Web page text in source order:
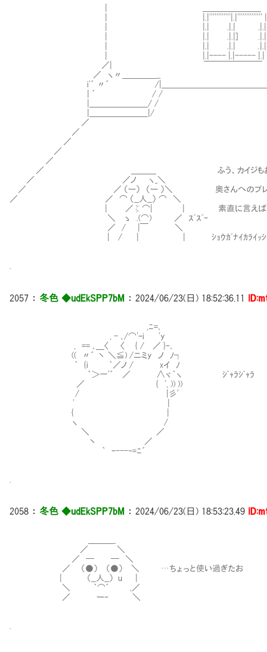
| |.|''''''''''''|.|''''''''''''''
| |.|---- |.|----- |.|
／| ￣￣￣￣￣￣￣
／ ヽ〃＿＿＿＿__
i'´ 〃´ /|＿＿＿＿＿＿＿＿＿＿＿＿＿＿＿
| ´ / /
|＿＿＿＿＿＿＿/ /
|＿＿＿＿＿＿＿|/
／
／
／
／
／
／ ＿＿＿ ふう、カイジもお店の可愛
／ ／ノ ヽ_＼
／ ／ （ー） （ー ）＼ 奥さんへのプレゼントが
／ ／ ⌒ （__人__） ⌒ ＼
| ／ζ⌒| | 素直に言えばいいの
＼ ゝ .(⌒) ／ ｽﾞｽﾞｰ
／ / |￣ ＼
| / | | ｼｮｳｶﾞﾅｲｶﾗｲｯｼｮﾆｲｯﾃ
2057 ： 冬色 ◆udEkSPP7bM ： 2024/06/23(日) 18:52:36.11
,ﾆ=､
, - ､/⌒'ｰi 'y
, == ､＿〈 〈 { / ／ }‐､
(( 〃´ 丶 ＼≦) /ニミy ノ ﾉ┐
｀ {i ｀／ノ / xイ ﾉ
｀＞一'´ ／ ∧ヾ｀ヽ ｼﾞｬﾗｼﾞｬﾗ
／ { ', )) ))
/ |彡'
' |
{ |
ヽ /
＼ ／
丶 ／
｀ ｰ---‐=ﾆ´
2058 ： 冬色 ◆udEkSPP7bM ： 2024/06/23(日) 18:53:23.49
／ ＼
／ ─ ─ ＼
／ （●） （●） ＼ …ちょっと使い過ぎたお
| （__人__） u |
＼ ｀⌒´ ,／
／ ー‐ ＼